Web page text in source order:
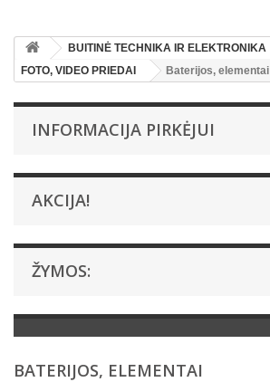
BUITINĖ TECHNIKA IR ELEKTRONIKA
FOTO, VIDEO PRIEDAI
Baterijos, elementai
INFORMACIJA PIRKĖJUI
AKCIJA!
ŽYMOS:
BATERIJOS, ELEMENTAI